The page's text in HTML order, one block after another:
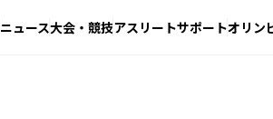
ニュース大会・競技アスリートサポートオリン